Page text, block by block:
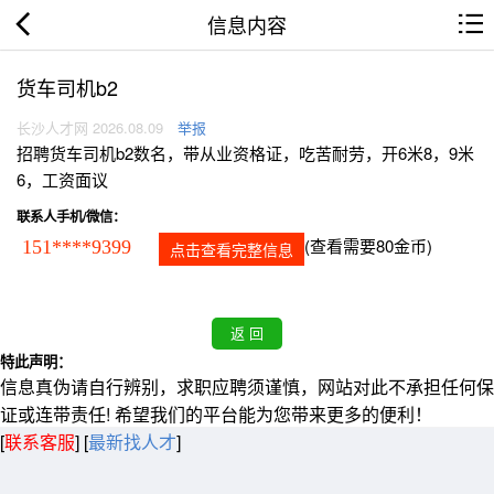
信息内容
货车司机b2
长沙人才网 2026.08.09 举报
招聘货车司机b2数名，带从业资格证，吃苦耐劳，开6米8，9米
6，工资面议
联系人手机/微信：
151****9399 点击查看完整信息 (查看需要80金币)
特此声明：
信息真伪请自行辨别，求职应聘须谨慎，网站对此不承担任何保
证或连带责任! 希望我们的平台能为您带来更多的便利！
[联系客服] [最新找人才]